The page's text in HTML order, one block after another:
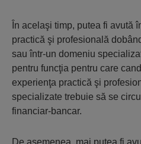
În acelaşi timp, putea fi avută
practică şi profesională
sau într-un domeniu
pentru funcţia pentru care
experienţa practică şi
specializate trebuie să se
financiar-bancar.
De asemenea, mai putea fi